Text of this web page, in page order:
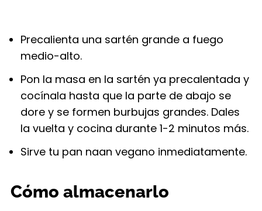
Precalienta una sartén grande a fuego
medio-alto.
Pon la masa en la sartén ya precalentada y
cocínala hasta que la parte de abajo se
dore y se formen burbujas grandes. Dales
la vuelta y cocina durante 1-2 minutos más.
Sirve tu pan naan vegano inmediatamente.
Cómo almacenarlo